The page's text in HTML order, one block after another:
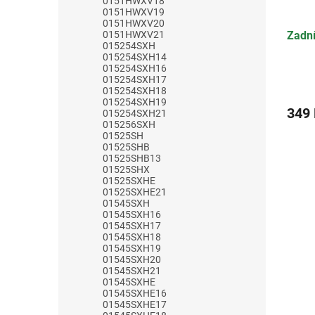
0151HWXV19
0151HWXV20
0151HWXV21
015254SXH
015254SXH14
015254SXH16
015254SXH17
015254SXH18
015254SXH19
015254SXH21
015256SXH
01525SH
01525SHB
01525SHB13
01525SHX
01525SXHE
01525SXHE21
01545SXH
01545SXH16
01545SXH17
01545SXH18
01545SXH19
01545SXH20
01545SXH21
01545SXHE
01545SXHE16
01545SXHE17
349